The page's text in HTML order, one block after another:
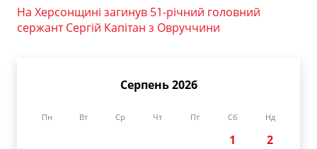
На Херсонщині загинув 51-річний головний
сержант Сергій Капітан з Овруччини
Серпень 2026
Пн Вт Ср Чт Пт Сб Нд
1
2